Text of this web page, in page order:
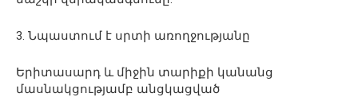
3. Նպաստում է սրտի առողջությանը
Երիտասարդ և միջին տարիքի կանանց
մասնակցությամբ անցկացված